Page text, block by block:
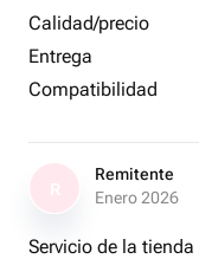
Calidad/precio
Entrega
Compatibilidad
Remitente
Enero 2026
Servicio de la tienda